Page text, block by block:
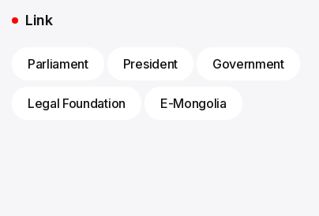
Link
Parliament President Government
Legal Foundation E-Mongolia